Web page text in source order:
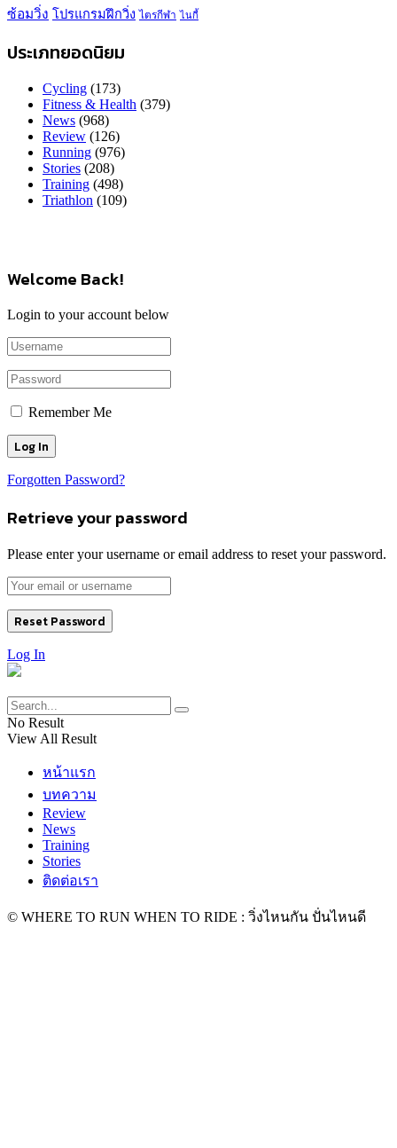
ซ้อมวิ่ง โปรแกรมฝึกวิ่ง ไตรกีฬา ไนกี้
ประเภทยอดนิยม
Cycling (173)
Fitness & Health (379)
News (968)
Review (126)
Running (976)
Stories (208)
Training (498)
Triathlon (109)
Welcome Back!
Login to your account below
Remember Me
Forgotten Password?
Retrieve your password
Please enter your username or email address to reset your password.
Log In
No Result
View All Result
หน้าแรก
บทความ
Review
News
Training
Stories
ติดต่อเรา
© WHERE TO RUN WHEN TO RIDE : วิ่งไหนกัน ปั่นไหนดี